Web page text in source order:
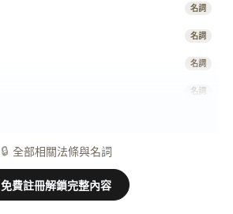
名詞
名詞
名詞
名詞
🔒 全部相關法條與名詞
免費註冊解鎖完整內容